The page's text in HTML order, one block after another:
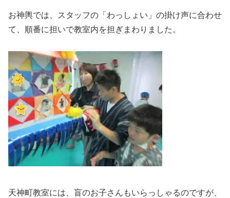
お神輿では、スタッフの「わっしょい」の掛け声に合わせ
て、順番に担いで教室内を担ぎまわりました。
天神町教室には、盲のお子さんもいらっしゃるのですが、